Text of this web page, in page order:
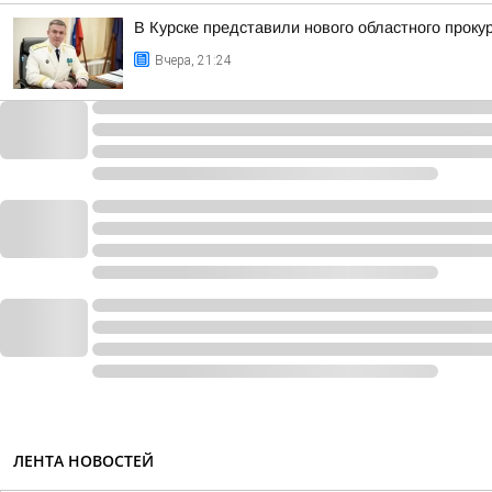
В Курске представили нового областного
Вчера, 21:24
ЛЕНТА НОВОСТЕЙ